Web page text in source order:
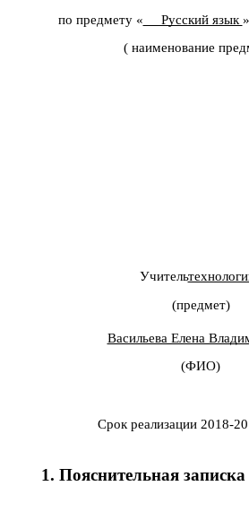
по предмету « Русский язык
( наименование
Учитель
(предмет)
Васильева Елена
(ФИО)
Срок реализации 2018-
1. Пояснительная записка